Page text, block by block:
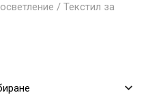
/ Текстил за